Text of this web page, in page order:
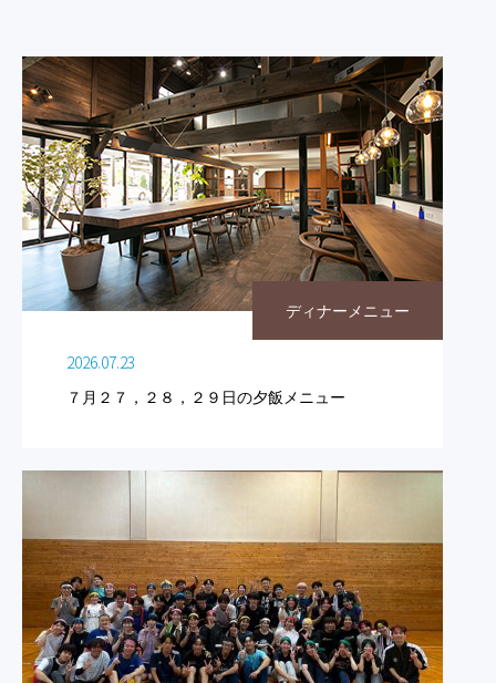
ディナーメニュー
2026.07.23
７月２７，２８，２９日の夕飯メニュー